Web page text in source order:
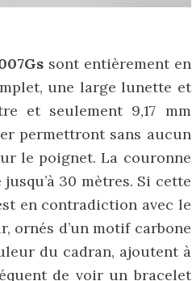
sont entièrement en
une large lunette et
et seulement 9,17 mm
permettront sans aucun
le poignet. La couronne
30 mètres. Si cette
en contradiction avec le
ornés d’un motif carbone
du cadran, ajoutent à
de voir un bracelet